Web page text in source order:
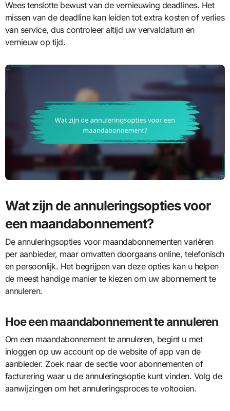
Wees tenslotte bewust van de vernieuwing deadlines. Het
missen van de deadline kan leiden tot extra kosten of verlies
van service, dus controleer altijd uw vervaldatum en
vernieuw op tijd.
Wat zijn de annuleringsopties voor
een maandabonnement?
De annuleringsopties voor maandabonnementen variëren
per aanbieder, maar omvatten doorgaans online, telefonisch
en persoonlijk. Het begrijpen van deze opties kan u helpen
de meest handige manier te kiezen om uw abonnement te
annuleren.
Hoe een maandabonnement te annuleren
Om een maandabonnement te annuleren, begint u met
inloggen op uw account op de website of app van de
aanbieder. Zoek naar de sectie voor abonnementen of
facturering waar u de annuleringsoptie kunt vinden. Volg de
aanwijzingen om het annuleringsproces te voltooien.